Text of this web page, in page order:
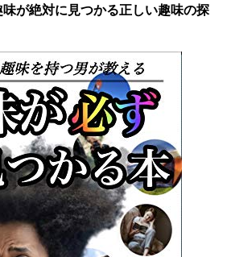
が絶対に見つかる正しい趣味の探